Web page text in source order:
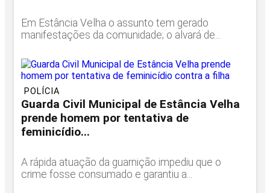
Em Estância Velha o assunto tem gerado
manifestações da comunidade; o alvará de...
POLÍCIA
Guarda Civil Municipal de Estância Velha
prende homem por tentativa de
feminicídio...
A rápida atuação da guarnição impediu que o
crime fosse consumado e garantiu a...